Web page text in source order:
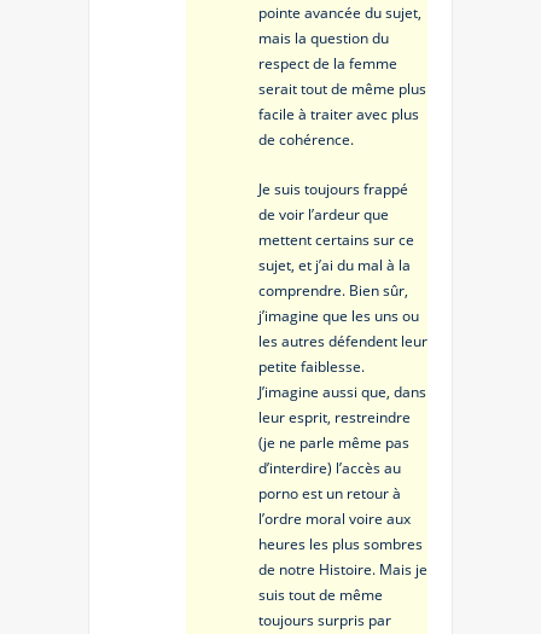
pointe avancée du sujet,
mais la question du
respect de la femme
serait tout de même plus
facile à traiter avec plus
de cohérence.
Je suis toujours frappé
de voir l’ardeur que
mettent certains sur ce
sujet, et j’ai du mal à la
comprendre. Bien sûr,
j’imagine que les uns ou
les autres défendent leur
petite faiblesse.
J’imagine aussi que, dans
leur esprit, restreindre
(je ne parle même pas
d’interdire) l’accès au
porno est un retour à
l’ordre moral voire aux
heures les plus sombres
de notre Histoire. Mais je
suis tout de même
toujours surpris par